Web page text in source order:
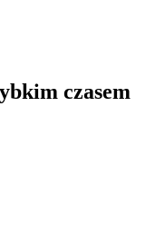
czasem